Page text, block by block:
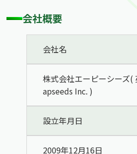
会社概要
会社名
株式会社エーピーシーズ(
apseeds Inc. )
設立年月日
2009年12月16日